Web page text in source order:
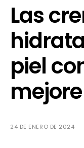
Las
piel
24 DE ENERO DE 2024